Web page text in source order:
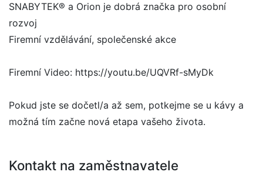
SNABYTEK® a Orion je dobrá značka pro osobní
rozvoj
Firemní vzdělávání, společenské akce
Firemní Video: https://youtu.be/UQVRf-sMyDk
Pokud jste se dočetl/a až sem, potkejme se u kávy a
možná tím začne nová etapa vašeho života.
Kontakt na zaměstnavatele